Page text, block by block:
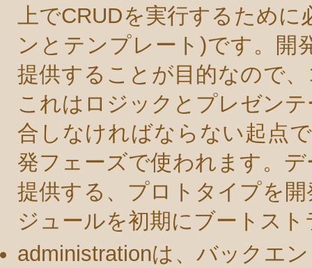
上でCRUDを実行するため
ンとテンプレート)です。開
提供することが目的なので
これはロジックとプレゼン
合しなければならない起点
発フェーズで使われます。
提供する、プロトタイプを
ジュールを初期にブートス
administrationは、バックエ